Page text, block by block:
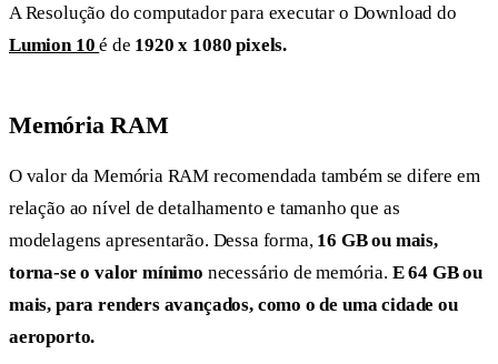
A Resolução do computador para executar o Download do
Lumion 10é de 1920 x 1080 pixels.
Memória RAM
O valor da Memória RAM recomendada também se difere em
relação ao nível de detalhamento e tamanho que as
modelagens apresentarão. Dessa forma, 16 GB ou mais,
torna-se o valor mínimo necessário de memória. E 64 GB ou
mais, para renders avançados, como o de uma cidade ou
aeroporto.